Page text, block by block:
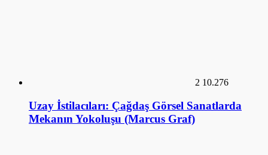
2 10.276
Uzay İstilacıları: Çağdaş Görsel Sanatlarda
Mekanın Yokoluşu (Marcus Graf)